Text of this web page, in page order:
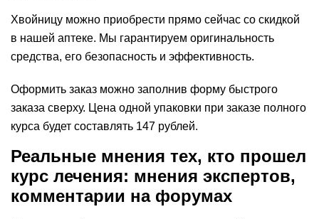
Хвойницу можно приобрести прямо сейчас со скидкой
в нашей аптеке. Мы гарантируем оригинальность
средства, его безопасность и эффективность.
Оформить заказ можно заполнив форму быстрого
заказа сверху. Цена одной упаковки при заказе полного
курса будет составлять 147 рублей.
Реальные мнения тех, кто прошел
курс лечения: мнения экспертов,
комментарии на форумах